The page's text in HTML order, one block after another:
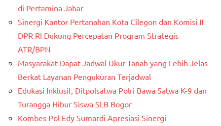
di Pertamina Jabar
Sinergi Kantor Pertanahan Kota Cilegon dan Komisi II
DPR RI Dukung Percepatan Program Strategis
ATR/BPN
Masyarakat Dapat Jadwal Ukur Tanah yang Lebih Jelas
Berkat Layanan Pengukuran Terjadwal
Edukasi Inklusif, Ditpolsatwa Polri Bawa Satwa K-9 dan
Turangga Hibur Siswa SLB Bogor
Kombes Pol Edy Sumardi Apresiasi Sinergi